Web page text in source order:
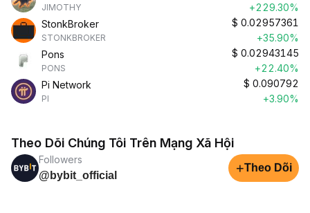
JIMOTHY
+229.30%
StonkBroker
STONKBROKER
$ 0.02957361
+35.90%
Pons
PONS
$ 0.02943145
+22.40%
Pi Network
PI
$ 0.090792
+3.90%
Theo Dõi Chúng Tôi Trên Mạng Xã Hội
Followers
@bybit_official
+Theo Dõi